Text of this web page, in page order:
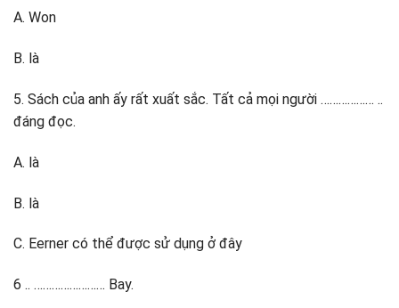
A. Won
B. là
5. Sách của anh ấy rất xuất sắc. Tất cả mọi người ……………… ..
đáng đọc.
A. là
B. là
C. Eerner có thể được sử dụng ở đây
6 .. …………………… Bay.